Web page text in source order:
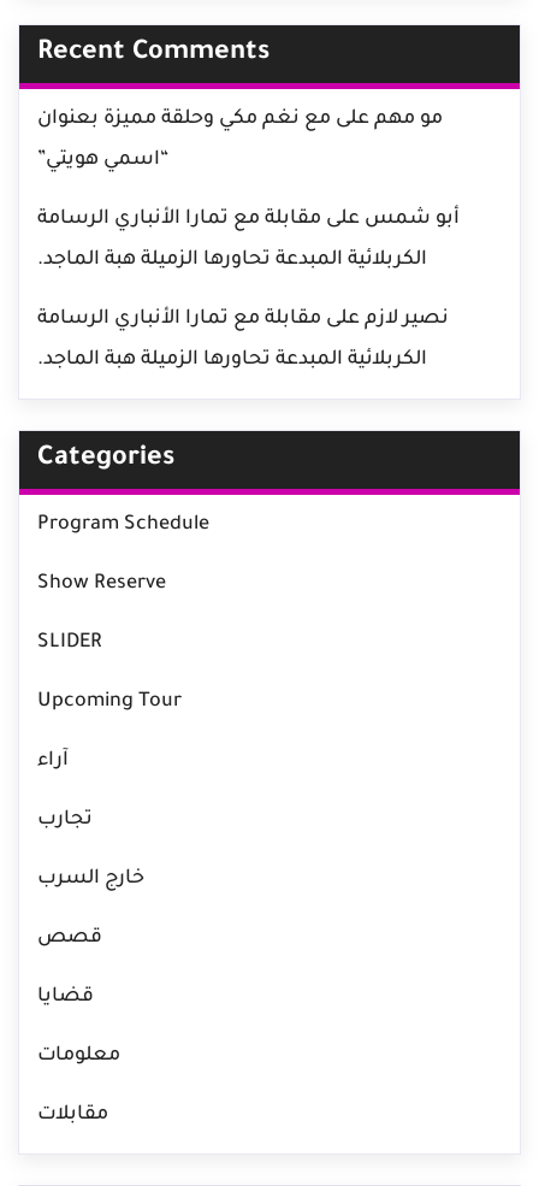
Recent Comments
مو مهم على مع نغم مكي وحلقة مميزة بعنوان
“اسمي هويتي”
أبو شمس على مقابلة مع تمارا الأنباري الرسامة
الكربلائية المبدعة تحاورها الزميلة هبة الماجد.
نصير لازم على مقابلة مع تمارا الأنباري الرسامة
الكربلائية المبدعة تحاورها الزميلة هبة الماجد.
Categories
Program Schedule
Show Reserve
SLIDER
Upcoming Tour
آراء
تجارب
خارج السرب
قصص
قضايا
معلومات
مقابلات